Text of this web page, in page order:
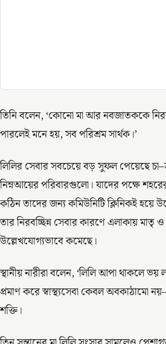
তিনি বলেন, ‘কোনো মা আর নবজাতককে
পারলেই মনে হয়, সব পরিশ্রম সার্থক।’
লিলির সেবার সবচেয়ে বড় সুফল পেয়েছে
নিম্নআয়ের পরিবারগুলো। যাদের পক্ষে
কঠিন তাদের জন্য কমিউনিটি ক্লিনিকই হয়ে
তার নিরবচ্ছিন্ন সেবার কারণে এলাকায়
উল্লেখযোগ্যভাবে কমেছে।
স্থানীয় নারীরা বলেন, ‘লিলি আপা থাকলে ভয়
প্রমাণ করে স্বাস্থ্যসেবা কেবল অবকাঠামো
শক্তি।